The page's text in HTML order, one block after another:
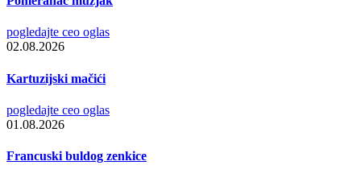
pogledajte ceo oglas
02.08.2026
Kartuzijski mačići
pogledajte ceo oglas
01.08.2026
Francuski buldog zenkice